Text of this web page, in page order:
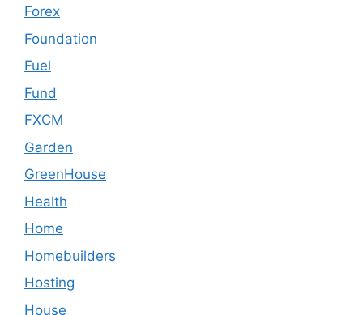
Forex
Foundation
Fuel
Fund
FXCM
Garden
GreenHouse
Health
Home
Homebuilders
Hosting
House